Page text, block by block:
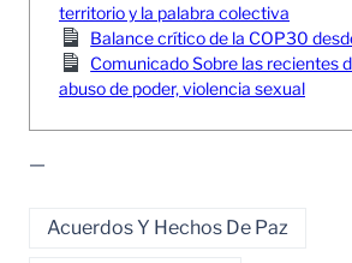
territorio y la palabra colectiva
Balance crítico de la COP30
Comunicado Sobre las recientes
abuso de poder, violencia sexual
—
Acuerdos Y Hechos De Paz